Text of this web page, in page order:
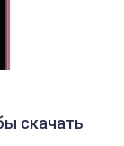
скачать